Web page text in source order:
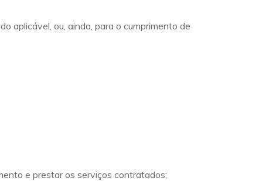
aplicável, ou, ainda, para o cumprimento de
e prestar os serviços contratados;